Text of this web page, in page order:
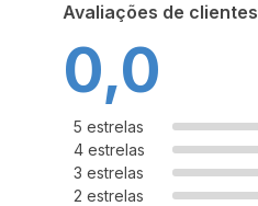
Avaliações de clientes
0,0
5 estrelas
4 estrelas
3 estrelas
2 estrelas